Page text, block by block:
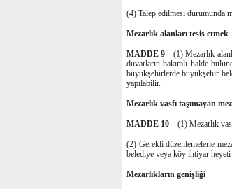
(4) Talep edilmesi durumunda
Mezarlık alanları tesis etmek
MADDE 9 –(1) Mezarlık
duvarların bakımlı halde
büyükşehirlerde büyükşehir
yapılabilir.
Mezarlık vasfı taşımayan
MADDE 10 – (1) Mezarlık
(2) Gerekli düzenlemelerle
belediye veya köy ihtiyar heyeti
Mezarlıkların genişliği